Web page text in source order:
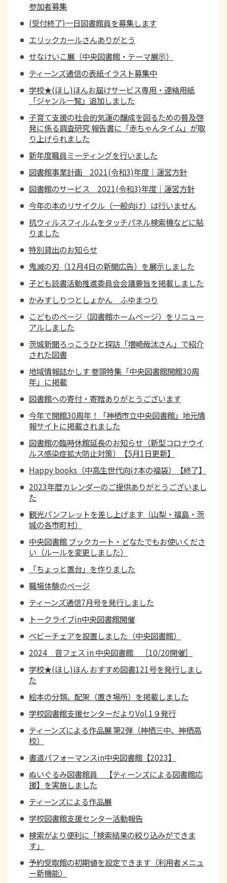
参加者募集
(受付終了)一日図書館員を募集します
エリックカールさんありがとう
せなけいこ展（中央図書館・テーマ展示）
ティーンズ通信の表紙イラスト募集中
学校★(ほし)ほんお届けサービス専用・連絡用紙
「ジャンル一覧」追加しました
子育て支援の社会的気運の醸成を図るための普及啓
発に係る調査研究 報告書に「赤ちゃんタイム」が取
り上げられました
新年度職員ミーティングを行いました
図書館事業計画 2021(令和3)年度｜運営方針
図書館のサービス 2021(令和3)年度｜運営方針
今年の本のリサイクル（一般向け）は行いません
抗ウィルスフィルムをタッチパネル検索機などに貼
りました
特別貸出のお知らせ
鬼滅の刃（12月4日の新聞広告）を展示しました
子ども読書活動推進委員会会議要旨を掲載しました
かみすしりつとしょかん ふゆまつり
こどものページ（図書館ホームページ）をリニュー
アルしました
茨城新聞ろっこうひと探訪「増崎哉汰さん」で紹介
された図書
地域情報誌かしす 巻頭特集「中央図書館開館30周
年」に掲載
図書館への寄付・寄贈ありがとうございます
今年で開館30周年！「神栖市立中央図書館」地元情
報サイトに掲載されました
図書館の臨時休館延長のお知らせ（新型コロナウイ
ルス感染症拡大防止対策）【5月1日更新】
Happy books（中高生世代向け本の福袋）【終了】
2023年暦カレンダーのご提供ありがとうございまし
た
観光パンフレットを差し上げます（山梨・福島・茨
城の各市町村）
中央図書館 ブックカート・どなたでもお使いくださ
い（ルールを変更しました）
「ちょっと置台」を作りました
職場体験のページ
ティーンズ通信7月号を発行しました
トークライブin中央図書館開催
ベビーチェアを設置しました（中央図書館）
2024 音フェス in 中央図書館 ［10/20開催］
学校★(ほし)ほん おすすめ図書121号を発行しまし
た
絵本の分類、配架（置き場所）を掲載しました
学校図書館支援センターだよりVol.1９発行
ティーンズによる作品展 第2弾（神栖三中、神栖高
校）
書道パフォーマンスin中央図書館【2023】
ぬいぐるみ図書館員 【ティーンズによる図書館応
援】を実施しました
ティーンズによる作品展
学校図書館支援センター活動報告
検索がより便利に「検索結果の絞り込みができま
す」
予約受取館の初期値を設定できます（利用者メニュ
ー新機能）